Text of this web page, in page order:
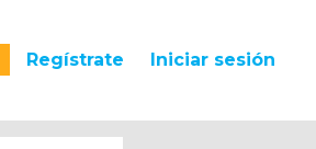
Regístrate Iniciar sesión